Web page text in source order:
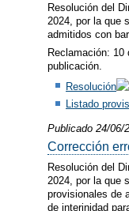
Resolución del
2024, por la que
admitidos con
Reclamación:
publicación.
Resolución
Listado
Publicado 24/06/
Corrección
Resolución del
2024, por la que
provisionales de
de interinidad